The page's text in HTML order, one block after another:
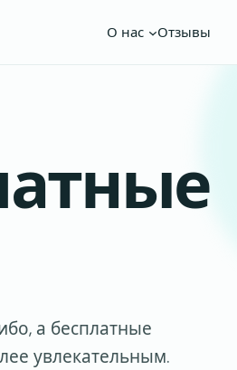
О нас Отзывы
а бесплатные
увлекательным.